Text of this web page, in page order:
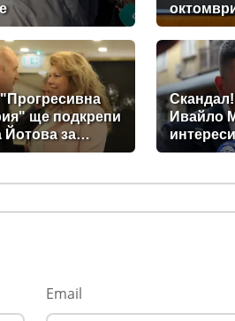
промени
кодекс
ще подкрепи
Йотова за
Ивайло
за
Email